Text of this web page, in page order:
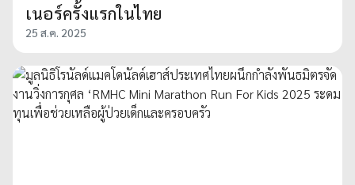
เนอร์ครั้งแรกในไทย
25 ส.ค. 2025